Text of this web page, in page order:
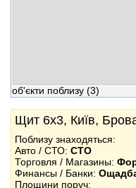
об'єкти поблизу (3)
Щит 6x3, Київ,
Поблизу знаходяться:
Авто / СТО: СТО
Торговля / Магазины:
Финансы / Банки:
Площини поруч: